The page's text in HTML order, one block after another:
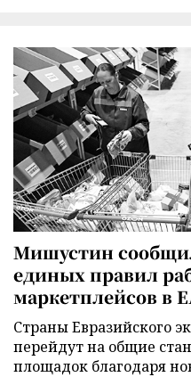
Мишустин
единых правил
маркетплейсов в
Страны Евразийского
перейдут на общие
площадок благодаря